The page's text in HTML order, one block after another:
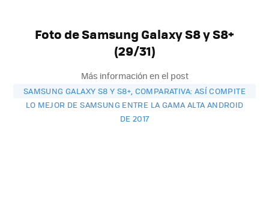
Foto de Samsung Galaxy S8 y S8+
(29/31)
Más información en el post
SAMSUNG GALAXY S8 Y S8+, COMPARATIVA: ASÍ COMPITE
LO MEJOR DE SAMSUNG ENTRE LA GAMA ALTA ANDROID
DE 2017